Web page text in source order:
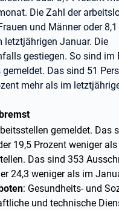
Die Zahl der
und Männer oder
letztjährigen Januar. Die
gestiegen. So sind im
Das sind 51
mehr als im
gemeldet. Das
19,5 Prozent weniger
Das sind 353
24,3 weniger als im
: Gesundheits- und
und technische